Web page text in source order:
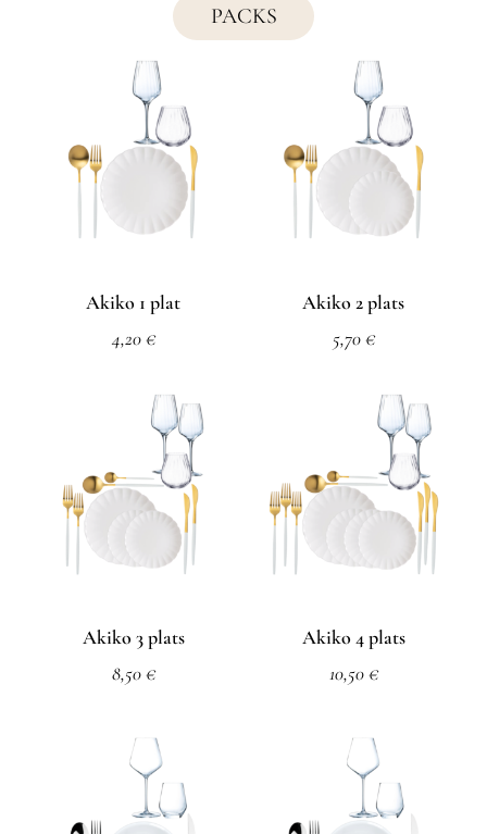
PACKS
Akiko 1 plat
4,20€
Akiko 2 plats
5,70€
Akiko 3 plats
8,50€
Akiko 4 plats
10,50€